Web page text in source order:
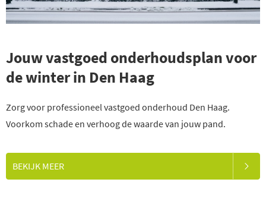
Jouw vastgoed onderhoudsplan voor
de winter in Den Haag
Zorg voor professioneel vastgoed onderhoud Den Haag.
Voorkom schade en verhoog de waarde van jouw pand.
BEKIJK MEER